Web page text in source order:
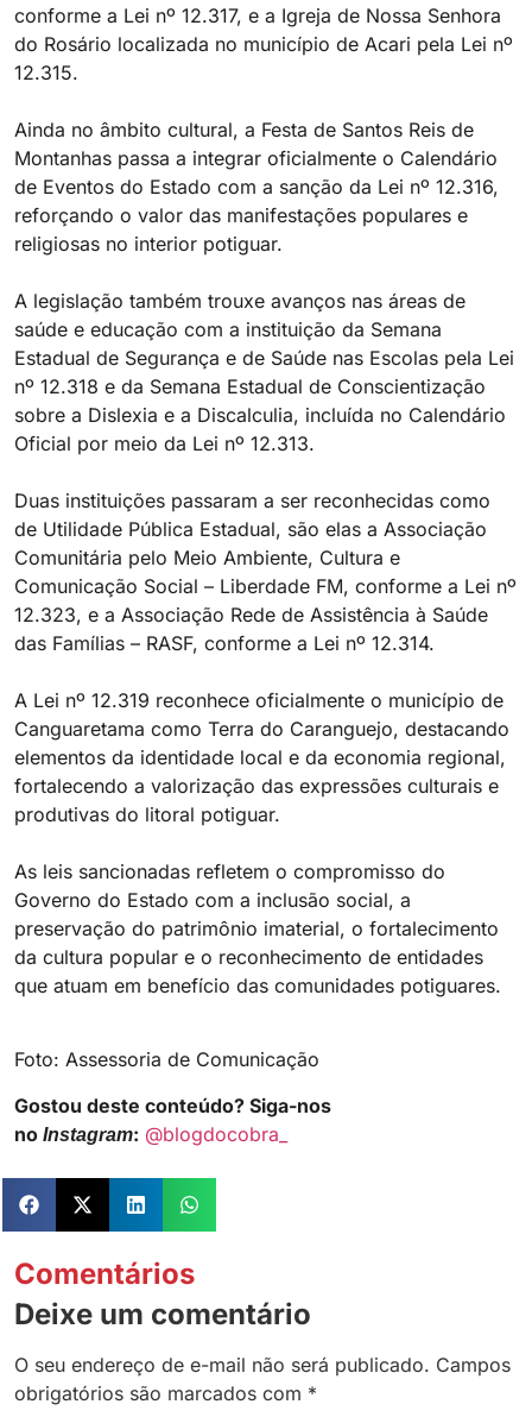
conforme a Lei nº 12.317, e a Igreja de Nossa Senhora
do Rosário localizada no município de Acari pela Lei nº
12.315.
Ainda no âmbito cultural, a Festa de Santos Reis de
Montanhas passa a integrar oficialmente o Calendário
de Eventos do Estado com a sanção da Lei nº 12.316,
reforçando o valor das manifestações populares e
religiosas no interior potiguar.
A legislação também trouxe avanços nas áreas de
saúde e educação com a instituição da Semana
Estadual de Segurança e de Saúde nas Escolas pela Lei
nº 12.318 e da Semana Estadual de Conscientização
sobre a Dislexia e a Discalculia, incluída no Calendário
Oficial por meio da Lei nº 12.313.
Duas instituições passaram a ser reconhecidas como
de Utilidade Pública Estadual, são elas a Associação
Comunitária pelo Meio Ambiente, Cultura e
Comunicação Social – Liberdade FM, conforme a Lei nº
12.323, e a Associação Rede de Assistência à Saúde
das Famílias – RASF, conforme a Lei nº 12.314.
A Lei nº 12.319 reconhece oficialmente o município de
Canguaretama como Terra do Caranguejo, destacando
elementos da identidade local e da economia regional,
fortalecendo a valorização das expressões culturais e
produtivas do litoral potiguar.
As leis sancionadas refletem o compromisso do
Governo do Estado com a inclusão social, a
preservação do patrimônio imaterial, o fortalecimento
da cultura popular e o reconhecimento de entidades
que atuam em benefício das comunidades potiguares.
Foto: Assessoria de Comunicação
Gostou deste conteúdo? Siga-nos
no Instagram: @blogdocobra_
Comentários
Deixe um comentário
O seu endereço de e-mail não será publicado. Campos
obrigatórios são marcados com *